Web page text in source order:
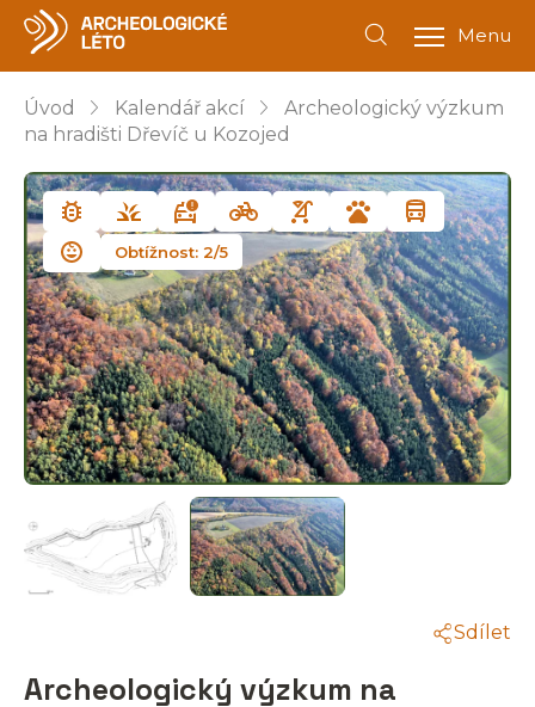
Menu
Úvod Kalendář akcí
Archeologický výzkum
na hradišti Dřevíč u Kozojed
Obtížnost: 2/5
Sdílet
Archeologický výzkum na